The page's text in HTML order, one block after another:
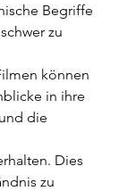
Begriffe
zu
können
in ihre
die
Dies
zu